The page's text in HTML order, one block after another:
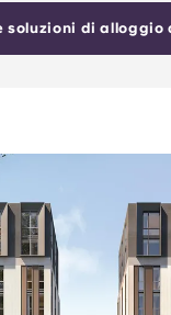
soluzioni di alloggio